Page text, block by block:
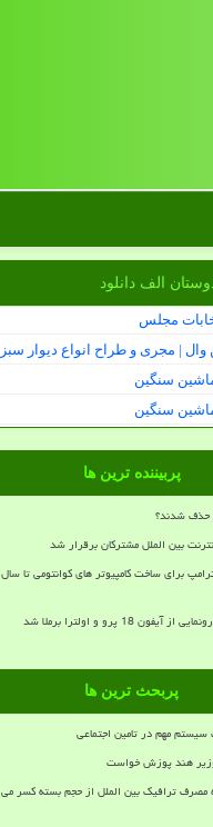
الف دانلود
مجلس
| مجری و طراح انواع دیوار سبز
سنگین
سنگین
پربیننده ترین ها
حذف شدند؟
بین الملل مشترکان برقرار شد
برای ساخت کامپیوتر های کوانتومی تا سال
18 پرو و اولترا برملا شد
پربحث ترین ها
سیستم مهم در تامین اجتماعی
هند پوزش خواست
مصرف ترافیک بین الملل از حجم بسته کسر می